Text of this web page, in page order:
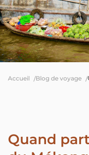
Accueil Blog de voyage
Quand